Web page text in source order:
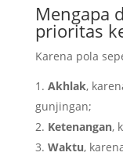
Mengapa
prioritas
Karena pola
Akhlak,
gunjingan;
Ketenangan,
Waktu,